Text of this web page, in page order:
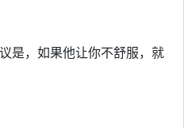
是，如果他让你不舒服，就